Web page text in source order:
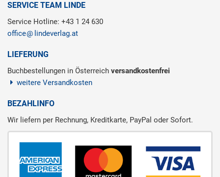
SERVICE TEAM LINDE
Service Hotline: +43 1 24 630
office
lindeverlag.at
LIEFERUNG
Buchbestellungen in Österreich versandkostenfrei
weitere Versandkosten
BEZAHLINFO
Wir liefern per Rechnung, Kreditkarte, PayPal oder Sofort.